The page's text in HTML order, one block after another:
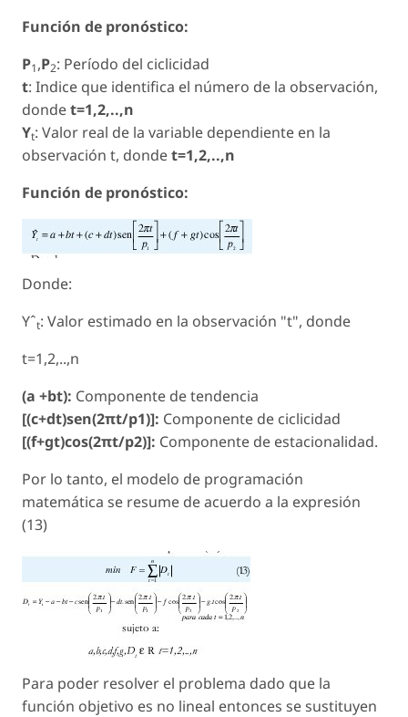
Función de pronóstico:
P1,P2: Período del ciclicidad
t: Indice que identifica el número de la observación,
dondet=1,2,..,n
Yt: Valor real de la variable dependiente en la
observación t, dondet=1,2,..,n
Función de pronóstico:
Donde:
Yˆt: Valor estimado en la observación "t", donde
t=1,2,..,n
(a +bt): Componente de tendencia
[(c+dt)sen(2πt/p1)]: Componente de ciclicidad
[(f+gt)cos(2πt/p2)]: Componente de estacionalidad.
Por lo tanto, el modelo de programación
matemática se resume de acuerdo a la expresión
(13)
Para poder resolver el problema dado que la
función objetivo es no lineal entonces se sustituyen